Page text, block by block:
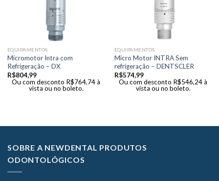
EQUIPAMENTOS
Micromotor Intra com
Refrigeração – DX
R$804,99
Ou com desconto R$764,74à
vista ou no boleto.
EQUIPAMENTOS
Micro Motor INTRA Sem
refrigeração – DENTSCLER
R$574,99
Ou com desconto R$546,24à
vista ou no boleto.
SOBRE A NEWDENTAL PRODUTOS
ODONTOLÓGICOS